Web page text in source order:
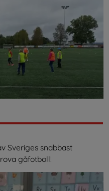
Sveriges snabbast
gåfotboll!